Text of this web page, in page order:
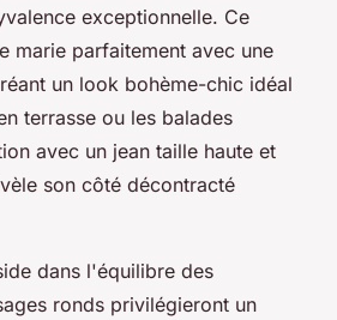
exceptionnelle. Ce
marie parfaitement avec une
un look bohème-chic idéal
terrasse ou les balades
avec un jean taille haute et
son côté décontracté
dans l'équilibre des
ronds privilégieront un